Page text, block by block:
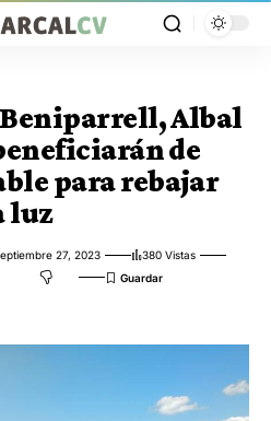
Albal
de
para rebajar
luz
27, 2023
380 Vistas